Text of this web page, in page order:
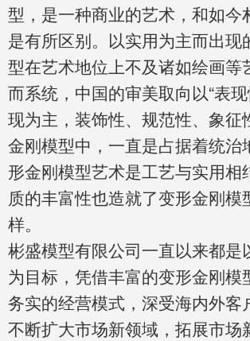
型，是一种商业的艺术，和如今
是有所区别。以实用为主而出现
型在艺术地位上不及诸如绘画等
而系统，中国的审美取向以“表
现为主，装饰性、规范性、象征
金刚模型中，一直是占据着统治
形金刚模型艺术是工艺与实用相
质的丰富性也造就了变形金刚模
样。
彬盛模型有限公司一直以来都是
为目标，凭借丰富的变形金刚模
务实的经营模式，深受海内外客
不断扩大市场新领域，拓展市场